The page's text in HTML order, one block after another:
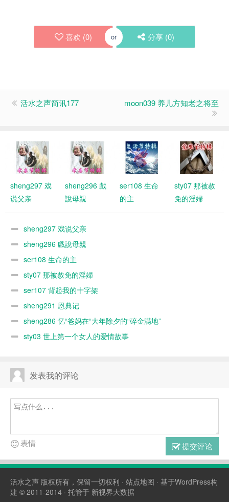
喜欢 (0) or 分享 (0)
活水之声简讯177 moon039 养儿方知老之将至
sheng297 戏
说父亲
sheng296 戲
說母親
ser108 生命
的主
sty07 那被赦
免的淫婦
sheng297 戏说父亲
sheng296 戲說母親
ser108 生命的主
sty07 那被赦免的淫婦
ser107 背起我的十字架
sheng291 恩典记
sheng286 忆“爸妈在“大年除夕的“碎金满地”
sty03 世上第一个女人的爱情故事
发表我的评论
提交评论
表情
活水之声 版权所有，保留一切权利 · 站点地图 · 基于WordPress构
建 © 2011-2014 · 托管于 新视界大数据